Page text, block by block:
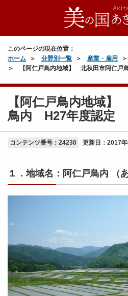
このページの現在位置：
ホーム
分野別一覧 産業・雇用
【阿仁戸鳥内地域】 北秋田市阿仁
【阿仁戸鳥内地域
鳥内 H27年度認定
コンテンツ番号：24230 更新日： 2017
１．地域名：阿仁戸鳥内 （